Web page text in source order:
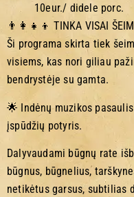
10eur./ didele porc.
👨‍👩‍👧‍👦 TINKA VISAI
Ši programa skirta tiek
visiems, kas nori giliau
bendrystėje su gamta.
🌟 Indėnų muzikos
įspūdžių potyris.
Dalyvaudami būgnų rate
būgnus, būgnelius,
netikėtus garsus, subtilias